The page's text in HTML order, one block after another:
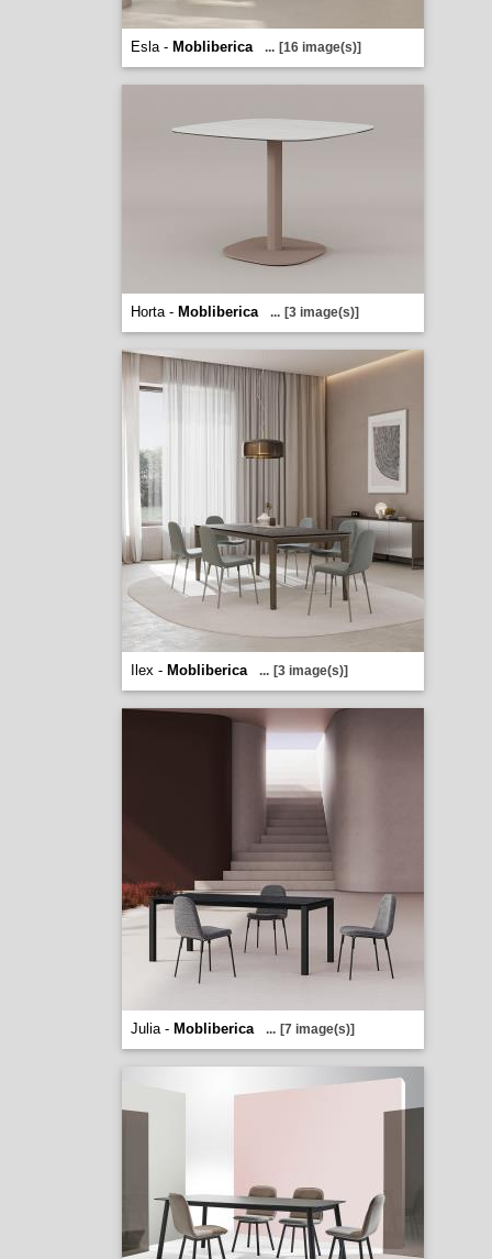
Esla - Mobliberica ... [16 image(s)]
Horta - Mobliberica ... [3 image(s)]
Ilex - Mobliberica ... [3 image(s)]
Julia - Mobliberica ... [7 image(s)]